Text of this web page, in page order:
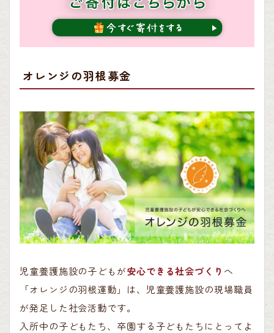
オレンジの羽根募金
児童養護施設の子どもが安心できる社会づくり へ
「オレンジの羽根運動」は、児童養護施設の現場職員
が発足した社会活動です。
入所中の子どもたち、卒園する子どもたちにとってよ